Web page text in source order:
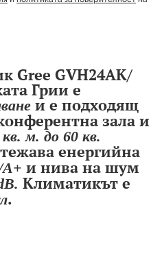
добавен в количката
Gree GVH24AK/
Грии е
и е подходящ
зала и
м. до 60 кв.
енергийна
и нива на шум
Климатикът е
.